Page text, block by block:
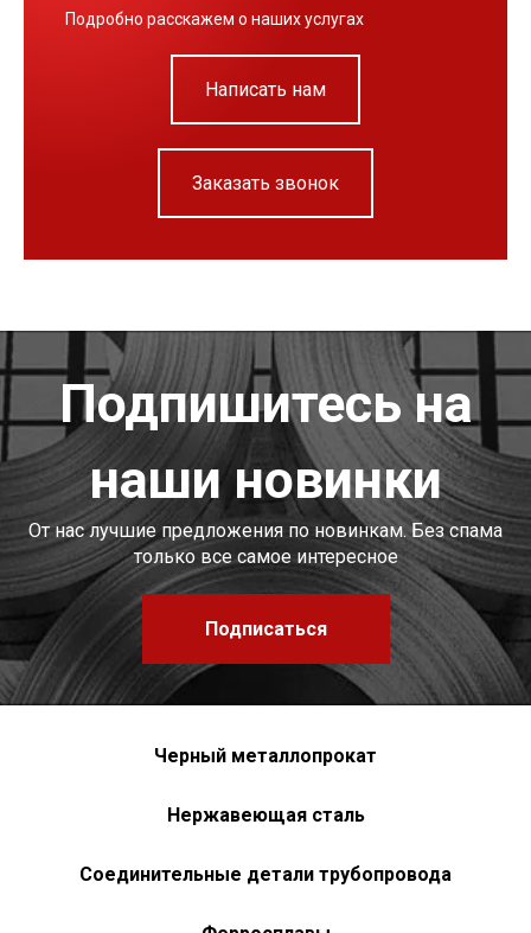
Подробно расскажем о наших услугах
Написать нам
Заказать звонок
Подпишитесь на
наши новинки
От нас лучшие предложения по новинкам. Без спама
только все самое интересное
Подписаться
Черный металлопрокат
Нержавеющая сталь
Соединительные детали трубопровода